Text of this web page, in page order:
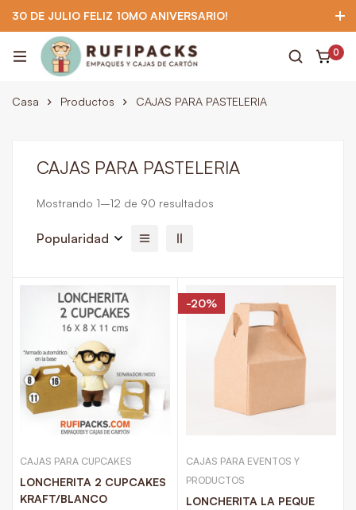
30 DE JULIO FELIZ 10MO ANIVERSARIO!
922 295 403
0
Casa Productos CAJAS PARA PASTELERIA
CAJAS PARA PASTELERIA
Mostrando 1–12 de 90 resultados
Popularidad
CAJAS PARA CUPCAKES
LONCHERITA 2 CUPCAKES
KRAFT/BLANCO
-20%
CAJAS PARA EVENTOS Y
PRODUCTOS
LONCHERITA LA PEQUE